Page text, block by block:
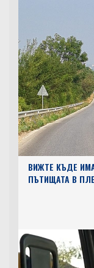
ВИЖТЕ КЪДЕ